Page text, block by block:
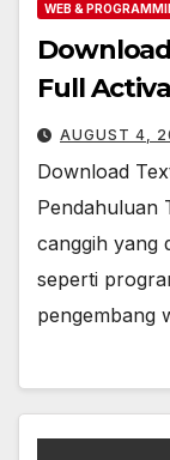
WEB &
Full
AUGUST 4,
Download
Pendahuluan
canggih yang
seperti
pengembang